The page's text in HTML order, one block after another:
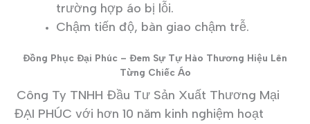
trường hợp áo bị lỗi.
Chậm tiến độ, bàn giao chậm trễ.
Đồng Phục Đại Phúc – Đem Sự Tự Hào Thương Hiệu Lên
Từng Chiếc Áo
Công Ty TNHH Đầu Tư Sản Xuất Thương Mại
ĐẠI PHÚC với hơn 10 năm kinh nghiệm hoạt